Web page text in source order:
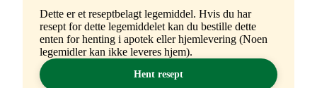
Dette er et reseptbelagt legemiddel. Hvis du har
resept for dette legemiddelet kan du bestille dette
enten for henting i apotek eller hjemlevering (Noen
legemidler kan ikke leveres hjem).
Hent resept